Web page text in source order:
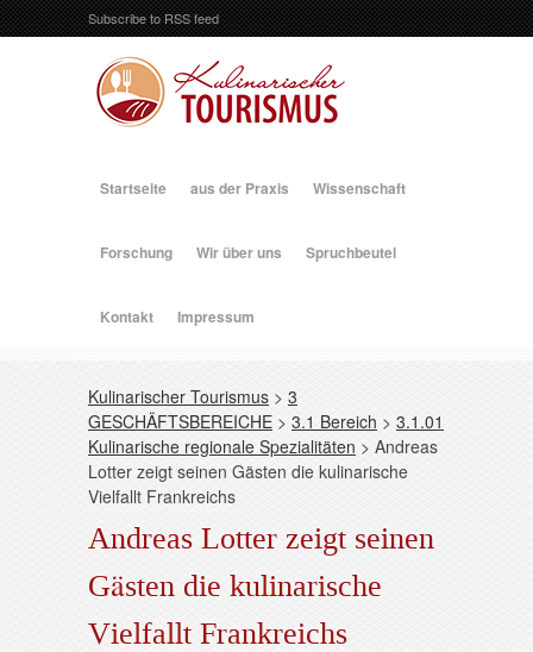
Subscribe to RSS feed
Startseite aus der Praxis Wissenschaft
Forschung Wir über uns Spruchbeutel
Kontakt Impressum
Kulinarischer Tourismus > 3
GESCHÄFTSBEREICHE > 3.1 Bereich > 3.1.01
Kulinarische regionale Spezialitäten > Andreas
Lotter zeigt seinen Gästen die kulinarische
Vielfallt Frankreichs
Andreas Lotter zeigt seinen
Gästen die kulinarische
Vielfallt Frankreichs